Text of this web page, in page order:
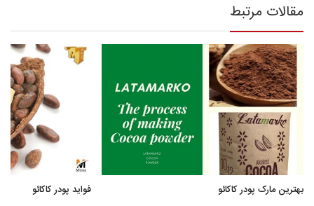
مقالات مرتبط
بهترین مارک پودر کاکائو فواید پودر کاکائو